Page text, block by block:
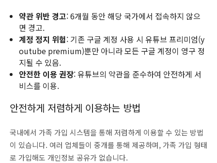
약관 위반 경고: 6개월 동안 해당 국가에서 접속하지 않으
면 경고.
계정 정지 위험: 기존 구글 계정 사용 시 유튜브 프리미엄(y
outube premium)뿐만 아니라 모든 구글 계정이 영구 정
지될 수 있음.
안전한 이용 권장: 유튜브의 약관을 준수하여 안전하게 서
비스를 이용.
안전하게 저렴하게 이용하는 방법
국내에서 가족 가입 시스템을 통해 저렴하게 이용할 수 있는 방법
이 있습니다. 여러 업체들이 중개를 통해 제공하며, 가족 가입 형태
로 가입해도 개인정보 공유가 없습니다.